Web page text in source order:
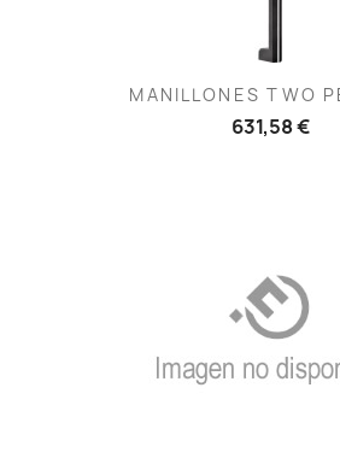
MANILLONES TWO
631,58 €